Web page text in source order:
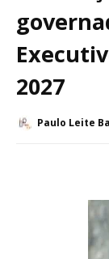
2027
Paulo Leite